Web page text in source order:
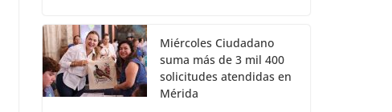
Miércoles Ciudadano
suma más de 3 mil 400
solicitudes atendidas en
Mérida